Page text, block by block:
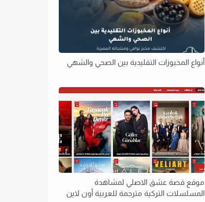
أنواع المخبوزات التقليدية بين الصحي والشهي
موقع قصة عشق الاصلي لمشاهدة
المسلسلات التركية مترجمة للعربية أون لاين